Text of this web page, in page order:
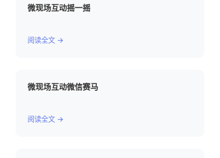
微现场互动摇一摇
阅读全文 →
微现场互动微信赛马
阅读全文 →